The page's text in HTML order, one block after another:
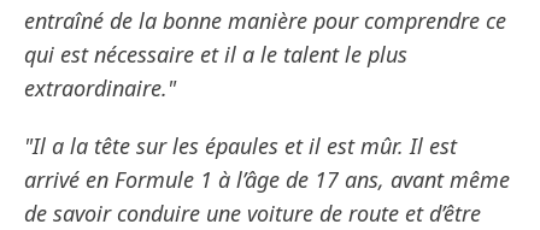
entraîné de la bonne manière pour comprendre ce
qui est nécessaire et il a le talent le plus
extraordinaire."
"Il a la tête sur les épaules et il est mûr. Il est
arrivé en Formule 1 à l’âge de 17 ans, avant même
de savoir conduire une voiture de route et d’être